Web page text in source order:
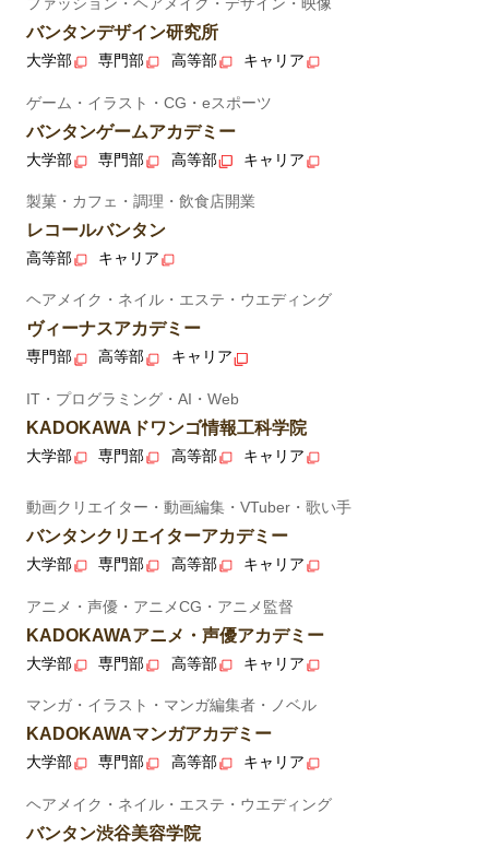
バンタンデザイン研究所
大学部 専門部 高等部 キャリア
ゲーム・イラスト・CG・eスポーツ
バンタンゲームアカデミー
大学部 専門部 高等部 キャリア
製菓・カフェ・調理・飲食店開業
レコールバンタン
高等部 キャリア
ヘアメイク・ネイル・エステ・ウエディング
ヴィーナスアカデミー
専門部 高等部 キャリア
IT・プログラミング・AI・Web
KADOKAWAドワンゴ情報工科学院
大学部 専門部 高等部 キャリア
動画クリエイター・動画編集・VTuber・歌い手
バンタンクリエイターアカデミー
大学部 専門部 高等部 キャリア
アニメ・声優・アニメCG・アニメ監督
KADOKAWAアニメ・声優アカデミー
大学部 専門部 高等部 キャリア
マンガ・イラスト・マンガ編集者・ノベル
KADOKAWAマンガアカデミー
大学部 専門部 高等部 キャリア
ヘアメイク・ネイル・エステ・ウエディング
バンタン渋谷美容学院